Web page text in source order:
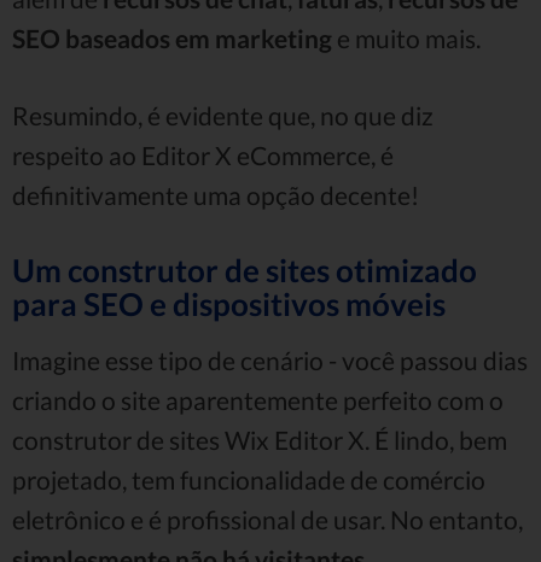
SEO baseados em marketing e muito mais.
Resumindo, é evidente que, no que diz
respeito ao Editor X eCommerce, é
definitivamente uma opção decente!
Um construtor de sites otimizado
para SEO e dispositivos móveis
Imagine esse tipo de cenário - você passou dias
criando o site aparentemente perfeito com o
construtor de sites Wix Editor X. É lindo, bem
projetado, tem funcionalidade de comércio
eletrônico e é profissional de usar. No entanto,